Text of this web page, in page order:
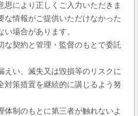
思により正しくご入力いただきま
な情報がご提供いただけなかった
場合があります。
な契約と管理・監督のもとで委託
えい、滅失又は毀損等のリスクに
対策措置を継続的に講じるよう努
体制のもとに第三者が触れないよ